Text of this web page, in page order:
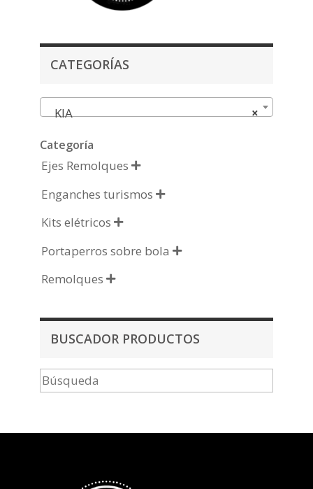
CATEGORÍAS
×
KIA
Categoría
Ejes Remolques 
Enganches turismos 
Kits elétricos 
Portaperros sobre bola 
Remolques 
BUSCADOR PRODUCTOS